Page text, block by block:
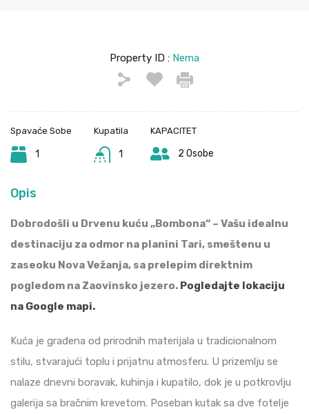
Property ID : Nema
Spavaće Sobe
1
Kupatila
1
KAPACITET
2 Osobe
Opis
Dobrodošli u Drvenu kuću „Bombona“ – Vašu idealnu
destinaciju za odmor na planini Tari, smeštenu u
zaseoku Nova Vežanja, sa prelepim direktnim
pogledom na Zaovinsko jezero. Pogledajte lokaciju
na Google mapi.
Kuća je građena od prirodnih materijala u tradicionalnom
stilu, stvarajući toplu i prijatnu atmosferu. U prizemlju se
nalaze dnevni boravak, kuhinja i kupatilo, dok je u potkrovlju
galerija sa bračnim krevetom. Poseban kutak sa dve fotelje